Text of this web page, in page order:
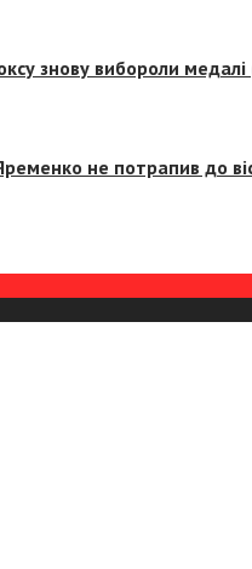
знову вибороли
не потрапив до